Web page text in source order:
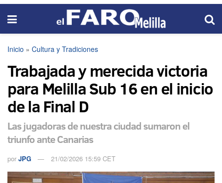
Inicio » Cultura y Tradiciones
Trabajada y merecida victoria
para Melilla Sub 16 en el inicio
de la Final D
Las jugadoras de nuestra ciudad sumaron el
triunfo ante Canarias
por JPG 21/02/2026 15:59 CET